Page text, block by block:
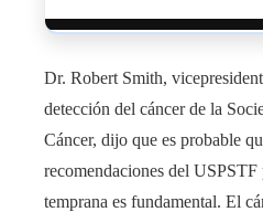
Dr. Robert Smith,
detección del cáncer de la
Cáncer, dijo que es probable
recomendaciones del USPSTF
temprana es fundamental. El